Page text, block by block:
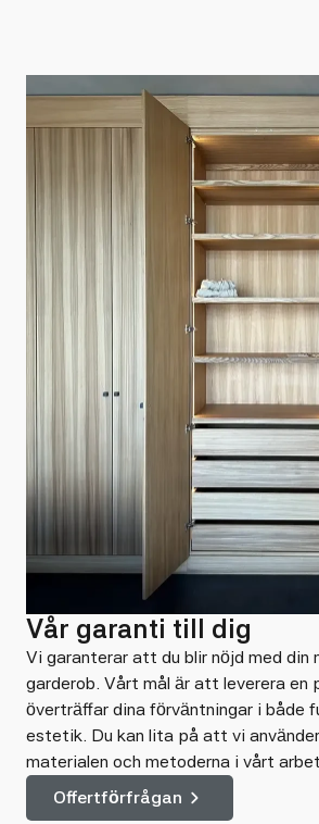
Vår garanti till dig
Vi garanterar att du blir nöjd med din
garderob. Vårt mål är att leverera en
överträffar dina förväntningar i både
estetik. Du kan lita på att vi
materialen och metoderna i vårt
Offertförfrågan